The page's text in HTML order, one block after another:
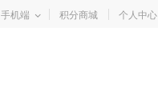
手机端 积分商城 个人中心